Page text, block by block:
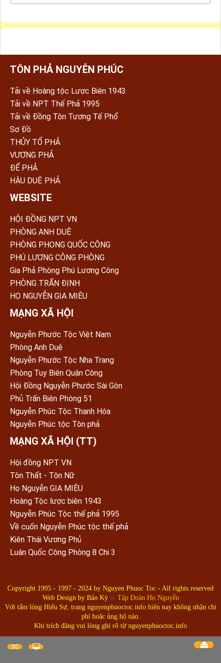
TÔN PHẢ NGUYỄN PHÚC
Tải về Hoàng tộc Lược Biên 1943
Tải về NPT Thế Phả 1995
Tải về Đồng Tôn Tương Tế Phổ
Sơ Đồ
THỦY TỔ PHẢ
VƯƠNG PHẢ
ĐẾ PHẢ
HẬU DUỆ PHẢ
WEBSITE
HỘI ĐỒNG NPT VN
PHÒNG ANH DUỆ
PHÒNG PHONG QUỐC CÔNG
PHÚ LƯƠNG CÔNG PHÒNG
Gia Phả Phòng Phú Lương Công
PHÒNG TRẤN ÐỊNH
HỌ NGUYỄN GIA MIÊU
MẠNG XÃ HỘI
Nguyễn Phước Tộc Việt Nam
Phòng Anh Duệ
Nguyễn Phước Tộc Nha Trang
Phòng Tuy Biên Quận Công
Hội Đồng Nguyễn Phước Sài Gòn
Phủ Trấn Biên Phòng 51
Nguyễn Phúc Tộc Thanh Hóa
Nguyễn Phúc tộc Tôn phả
MẠNG XÃ HỘI (TT)
Hội đồng NPT VN
Tôn Thất - Tôn Nữ
Họ Nguyễn GIA MIÊU
Hoàng Tộc lược biên 1943
Nguyễn Phúc Tộc thế phả 1995
Về cuốn Nguyễn Phúc tộc thế phả
Kiên Thái Vương Phủ
Luân Quốc Công Phòng 8 Chi 3
Copyright 1995 - 1997 - 2024 by Nguyen Phuoc Toc - All rights reserved
Web Design by Bảo Kỳ& Tập Đoàn Họ Nguyễn
Với tấm lòng Hiếu Sự, trang nguyenphuoctoc.info hiện nay không nhận chi
phí hoặc ủng hộ nào.
Khi trích đăng vui lòng ghi rõ từ nguyenphuoctoc.info